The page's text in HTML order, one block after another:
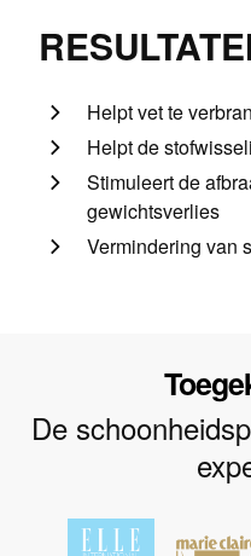
Helpt vet te
Helpt de
Stimuleert de
gewichtsverlies
Vermindering van
De